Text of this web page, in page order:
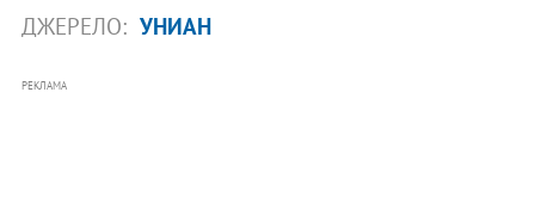
ДЖЕРЕЛО: УНИАН
РЕКЛАМА